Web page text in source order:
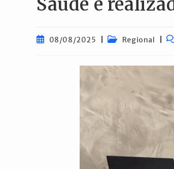
Saúde é
Post08/08/2025
Categoria
Regional